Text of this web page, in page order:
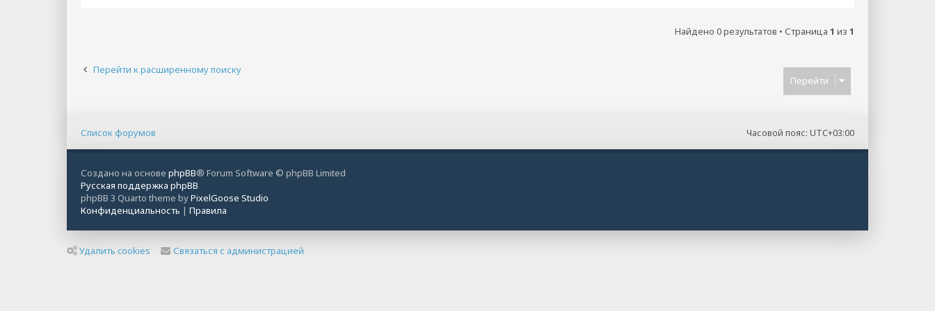
Найдено 0 результатов • Страница 1 из 1
Перейти к расширенному поиску
Перейти
Часовой пояс: UTC+03:00
Список форумов
Создано на основе phpBB® Forum Software © phpBB Limited
Русская поддержка phpBB
phpBB 3 Quarto theme byPixelGoose Studio
Конфиденциальность | Правила
Удалить cookies Связаться с администрацией